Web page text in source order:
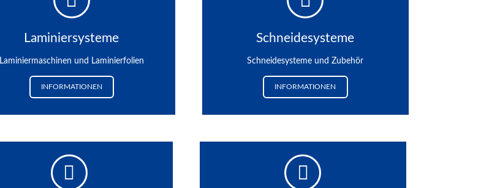
Laminiersysteme
Laminiermaschinen und Laminierfolien
INFORMATIONEN
Schneidesysteme
Schneidesysteme und Zubehör
INFORMATIONEN